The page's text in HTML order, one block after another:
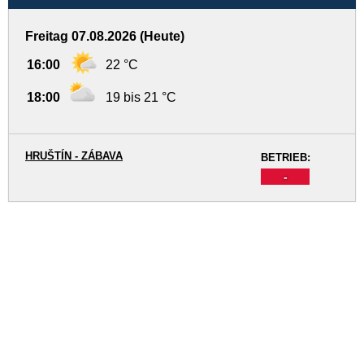
Freitag 07.08.2026 (Heute)
16:00 22 °C
18:00 19 bis 21 °C
BETRIEB:
-
HRUŠTÍN - ZÁBAVA